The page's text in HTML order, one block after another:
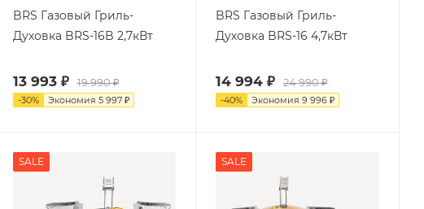
BRS Газовый Гриль-
Духовка BRS-16B 2,7кВт
13 993₽ 19 990₽
-30% Экономия 5 997₽
BRS Газовый Гриль-
Духовка BRS-16 4,7кВт
14 994 ₽ 24 990₽
-40% Экономия9 996 ₽
SALE SALE